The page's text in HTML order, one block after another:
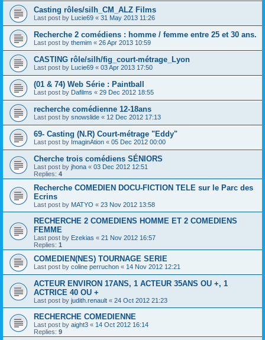
Casting rôles/silh_CM_ALZ Films
Last post by Lucie69 « 31 May 2013 11:26
Recherche 2 comédiens : homme / femme entre 25 et 30 ans.
Last post by themim « 26 Apr 2013 10:59
CASTING rôle/silh/fig_court-métrage_Lyon
Last post by Lucie69 « 03 Apr 2013 17:50
(01 & 74) Web Série : Paintball
Last post by Dafilms « 29 Dec 2012 18:55
recherche comédienne 12-18ans
Last post by snowslide « 12 Dec 2012 17:13
69- Casting (N.R) Court-métrage "Eddy"
Last post by ImaginAtion « 05 Dec 2012 00:00
Cherche trois comédiens SÉNIORS
Last post by jhona « 03 Dec 2012 12:51
Replies: 4
Recherche COMEDIEN DOCU-FICTION TELE sur le Parc des
Ecrins
Last post by MATYO « 23 Nov 2012 13:58
RECHERCHE 2 COMEDIENS HOMME ET 2 COMEDIENS
FEMME
Last post by Ezekias « 21 Nov 2012 16:57
Replies: 1
COMEDIEN(NES) TOURNAGE SERIE
Last post by coline perruchon « 14 Nov 2012 12:21
ACTEUR ENVIRON 17ANS, 1 ACTEUR 35ANS OU +, 1
ACTRICE 40 OU +
Last post by judith.renault « 24 Oct 2012 21:23
RECHERCHE COMEDIENNE
Last post by aight3 « 14 Oct 2012 16:14
Replies: 9